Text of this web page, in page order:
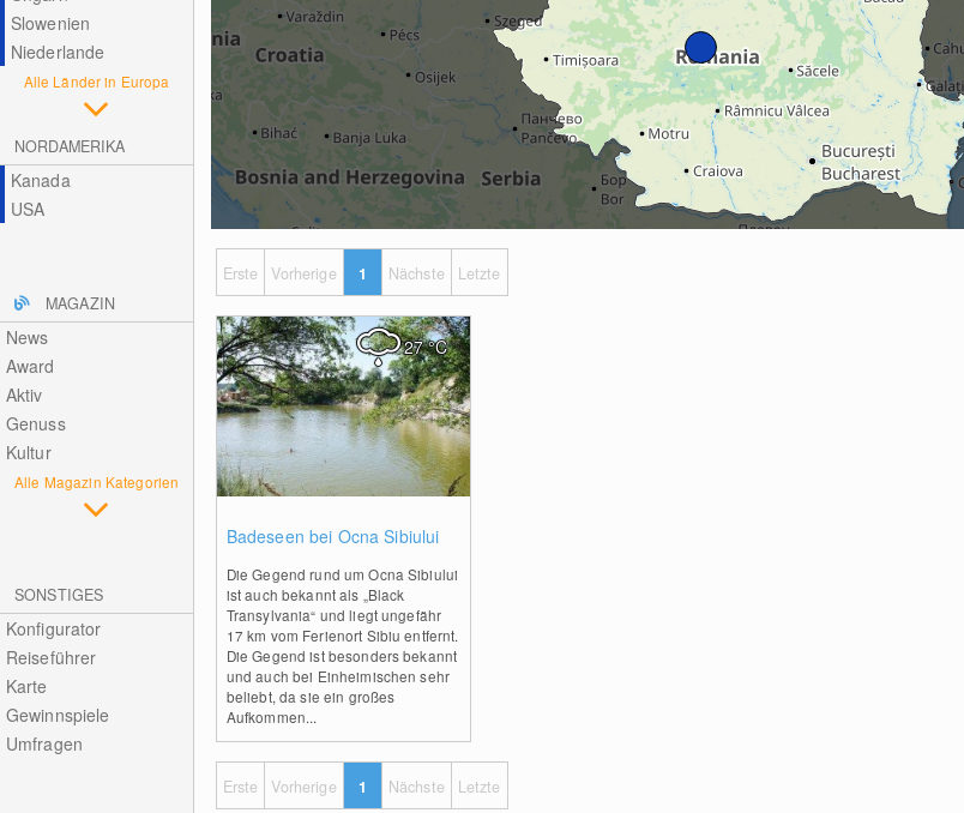
Slowenien
Niederlande
Alle Länder in Europa
NORDAMERIKA
Kanada
USA
MAGAZIN
News
Award
Aktiv
Genuss
Kultur
Alle Magazin Kategorien
SONSTIGES
Konfigurator
Reiseführer
Karte
Gewinnspiele
Umfragen
Erste Vorherige 1 Nächste Letzte
Badeseen bei Ocna Sibiului
Die Gegend rund um Ocna Sibiului
ist auch bekannt als „Black
Transylvania“ und liegt ungefähr
17 km vom Ferienort Sibiu entfernt.
Die Gegend ist besonders bekannt
und auch bei Einheimischen sehr
beliebt, da sie ein großes
Aufkommen...
27°C
Erste Vorherige 1 Nächste Letzte